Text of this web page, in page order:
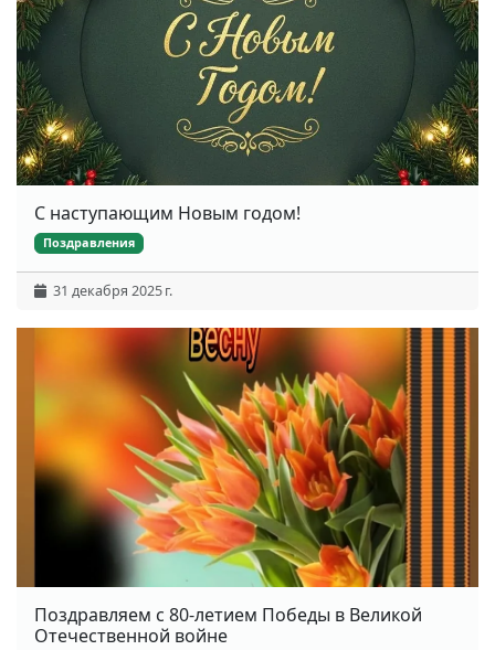
С наступающим Новым годом!
Поздравления
31 декабря 2025 г.
Поздравляем с 80-летием Победы в Великой
Отечественной войне